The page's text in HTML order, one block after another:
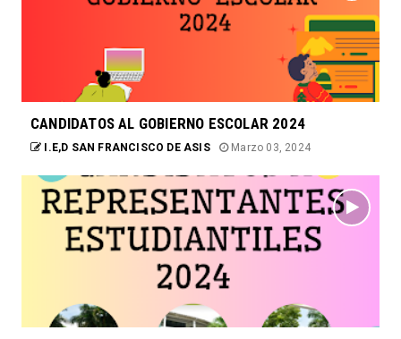
CANDIDATOS AL GOBIERNO ESCOLAR 2024
I.E,D SAN FRANCISCO DE ASIS Marzo 03, 2024